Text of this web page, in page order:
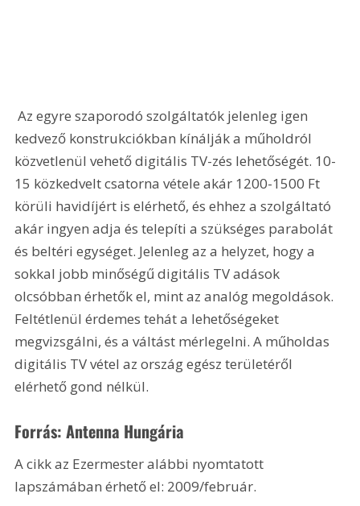
Az egyre szaporodó szolgáltatók jelenleg igen
kedvező konstrukciókban kínálják a műholdról
közvetlenül vehető digitális TV-zés lehetőségét. 10-
15 közkedvelt csatorna vétele akár 1200-1500 Ft
körüli havidíjért is elérhető, és ehhez a szolgáltató
akár ingyen adja és telepíti a szükséges parabolát
és beltéri egységet. Jelenleg az a helyzet, hogy a
sokkal jobb minőségű digitális TV adások
olcsóbban érhetők el, mint az analóg megoldások.
Feltétlenül érdemes tehát a lehetőségeket
megvizsgálni, és a váltást mérlegelni. A műholdas
digitális TV vétel az ország egész területéről
elérhető gond nélkül.
Forrás: Antenna Hungária
A cikk az Ezermester alábbi nyomtatott
lapszámában érhető el: 2009/február.